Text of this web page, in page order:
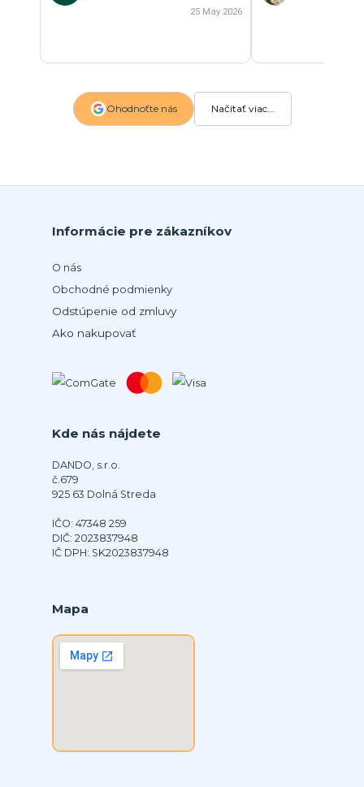
25 May 2026
Ohodnoťte nás Načítať viac...
Informácie pre zákazníkov
O nás
Obchodné podmienky
Odstúpenie od zmluvy
Ako nakupovať
Kde nás nájdete
DANDO, s.r.o.
č.679
925 63 Dolná Streda
IČO: 47348 259
DIČ: 2023837948
IČ DPH: SK2023837948
Mapa